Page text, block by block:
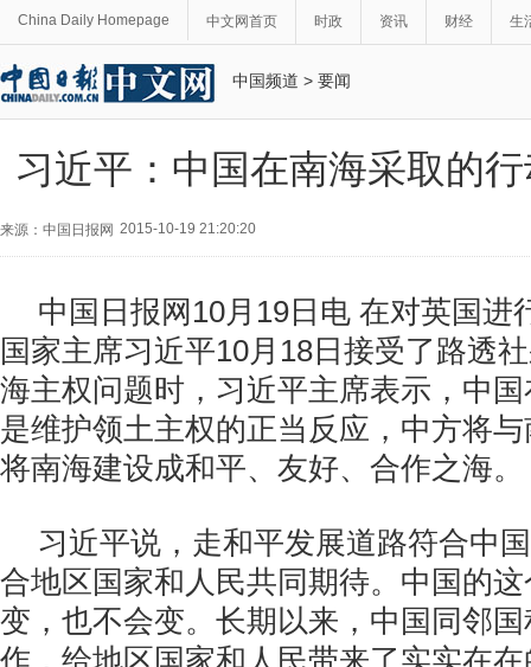
China Daily Homepage 中文网首页 时政 资讯 财经 生
中国频道 > 要闻
习近平：中国在南海采取的
来源：中国日报网 2015-10-19 21:20:20
中国日报网10月19日电 在对英国进
国家主席习近平10月18日接受了路透
海主权问题时，习近平主席表示，中
是维护领土主权的正当反应，中方将
将南海建设成和平、友好、合作之海。
习近平说，走和平发展道路符合中
合地区国家和人民共同期待。中国的
变，也不会变。长期以来，中国同邻
作，给地区国家和人民带来了实实在